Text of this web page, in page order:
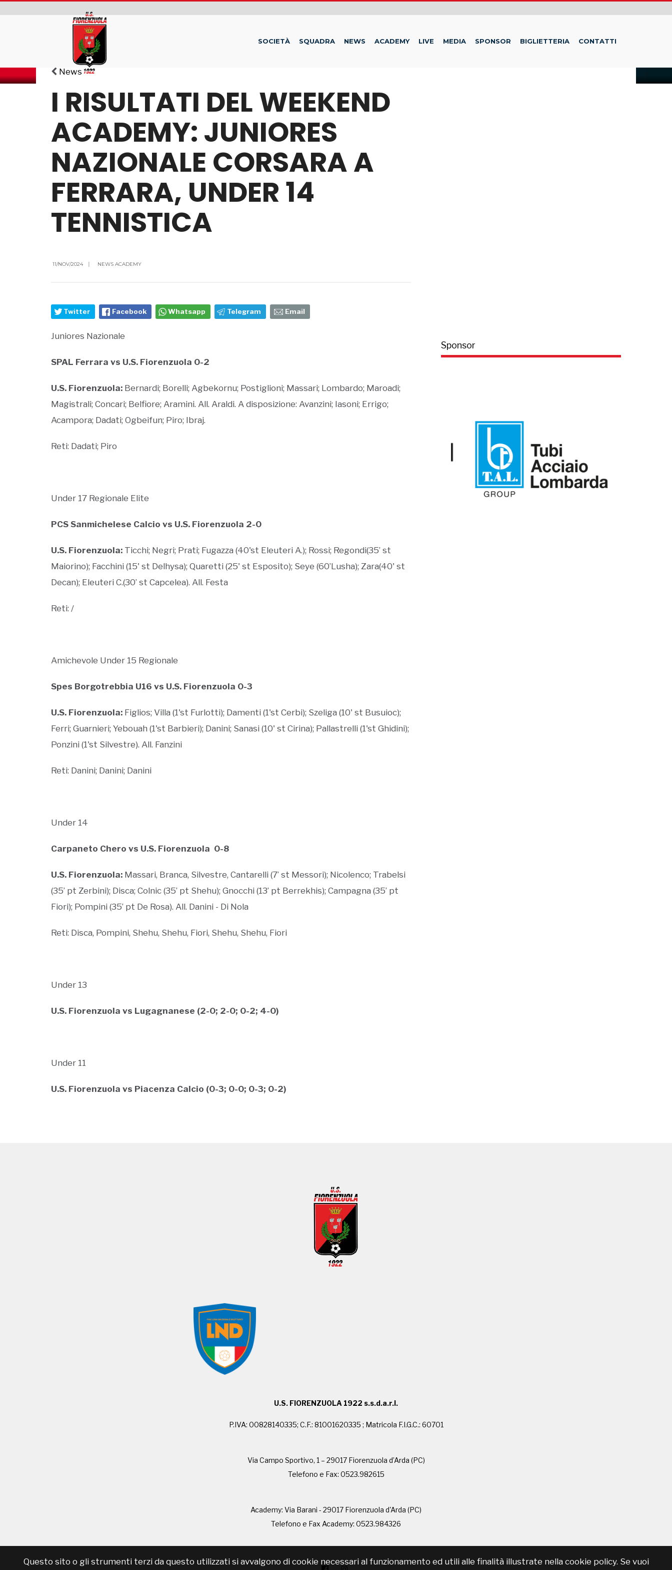
SOCIETÀ SQUADRA NEWS ACADEMY LIVE MEDIA SPONSOR BIGLIETTERIA CONTATTI
News
I RISULTATI DEL WEEKEND
ACADEMY: JUNIORES
NAZIONALE CORSARA A
FERRARA, UNDER 14
TENNISTICA
11/NOV/2024 | NEWS ACADEMY
Twitter Facebook Whatsapp Telegram Email
Juniores Nazionale
SPAL Ferrara vs U.S. Fiorenzuola 0-2
U.S. Fiorenzuola: Bernardi; Borelli; Agbekornu; Postiglioni; Massari; Lombardo; Maroadi;
Magistrali; Concari; Belfiore; Aramini. All. Araldi. A disposizione: Avanzini; Iasoni; Errigo;
Acampora; Dadati; Ogbeifun; Piro; Ibraj.
Reti: Dadati; Piro
Under 17 Regionale Elite
PCS Sanmichelese Calcio vs U.S. Fiorenzuola 2-0
U.S. Fiorenzuola: Ticchi; Negri; Prati; Fugazza (40'st Eleuteri A.); Rossi; Regondi(35’ st
Maiorino); Facchini (15' st Delhysa); Quaretti (25' st Esposito); Seye (60’Lusha); Zara(40' st
Decan); Eleuteri C.(30’ st Capcelea). All. Festa
Reti: /
Amichevole Under 15 Regionale
Spes Borgotrebbia U16 vs U.S. Fiorenzuola 0-3
U.S. Fiorenzuola: Figlios; Villa (1'st Furlotti); Damenti (1'st Cerbi); Szeliga (10' st Busuioc);
Ferri; Guarnieri; Yebouah (1'st Barbieri); Danini; Sanasi (10' st Cirina); Pallastrelli (1'st Ghidini);
Ponzini (1'st Silvestre). All. Fanzini
Reti: Danini; Danini; Danini
Under 14
Carpaneto Chero vs U.S. Fiorenzuola 0-8
U.S. Fiorenzuola: Massari, Branca, Silvestre, Cantarelli (7’ st Messori); Nicolenco; Trabelsi
(35’ pt Zerbini); Disca; Colnic (35’ pt Shehu); Gnocchi (13’ pt Berrekhis); Campagna (35’ pt
Fiori); Pompini (35’ pt De Rosa). All. Danini - Di Nola
Reti: Disca, Pompini, Shehu, Shehu, Fiori, Shehu, Shehu, Fiori
Under 13
U.S. Fiorenzuola vs Lugagnanese (2-0; 2-0; 0-2; 4-0)
Under 11
U.S. Fiorenzuola vs Piacenza Calcio (0-3; 0-0; 0-3; 0-2)
Sponsor
U.S. FIORENZUOLA 1922 s.s.d.a.r.l.
P.IVA: 00828140335; C.F.: 81001620335 ; Matricola F.I.G.C.: 60701
Via Campo Sportivo, 1 – 29017 Fiorenzuola d’Arda (PC)
Telefono e Fax: 0523.982615
Academy: Via Barani - 29017 Fiorenzuola d'Arda (PC)
Telefono e Fax Academy: 0523.984326
Questo sito o gli strumenti terzi da questo utilizzati si avvalgono di cookie necessari al funzionamento ed utili alle finalità illustrate nella cookie policy. Se vuoi